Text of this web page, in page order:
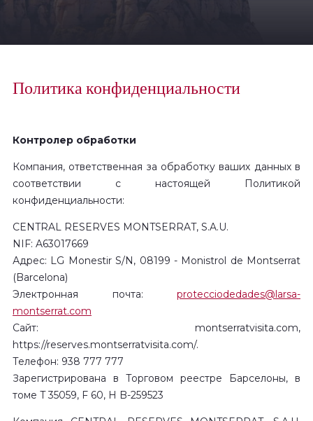
Политика конфиденциальности
Контролер обработки
Компания, ответственная за обработку ваших данных в
соответствии с настоящей Политикой
конфиденциальности:
CENTRAL RESERVES MONTSERRAT, S.A.U.
NIF: A63017669
Адрес: LG Monestir S/N, 08199 - Monistrol de Montserrat
(Barcelona)
Электронная почта: protecciodedades@larsa-
montserrat.com
Сайт: montserratvisita.com,
https://reserves.montserratvisita.com/.
Телефон: 938 777 777
Зарегистрирована в Торговом реестре Барселоны, в
томе T 35059, F 60, H B-259523